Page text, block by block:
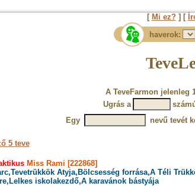
[ Mi ez?] [
haverok:
A TeveFarmon jelenleg
Ugrás a
Egy
nevű tevét
5 teve
Miss Rami [222868]
Atyja,Bölcsesség forrása,A Téli
iskolakezdő,A karavánok bástyája